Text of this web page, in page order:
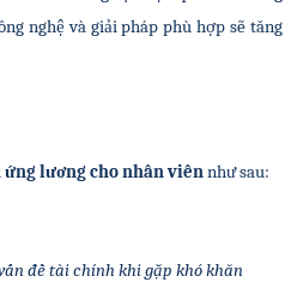
nghệ và giải pháp phù hợp sẽ tăng
ứng lươngcho nhân viên như sau:
đề tài chính khi gặp khó khăn